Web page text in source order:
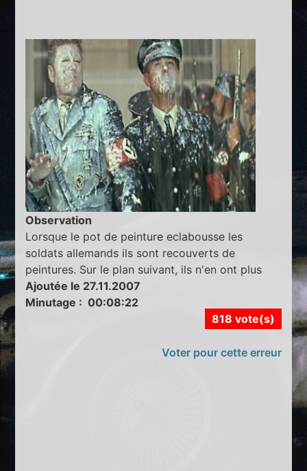
Observation
Lorsque le pot de peinture eclabousse les
soldats allemands ils sont recouverts de
peintures. Sur le plan suivant, ils n'en ont plus
Ajoutée le 27.11.2007
Minutage : 00:08:22
818 vote(s)
Voter pour cette erreur